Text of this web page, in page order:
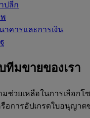
ปลีก
าคารและการเงิน
มขายของเรา
มช่วยเหลือในการเลือกโ
อการอัปเกรดใบอนุญา